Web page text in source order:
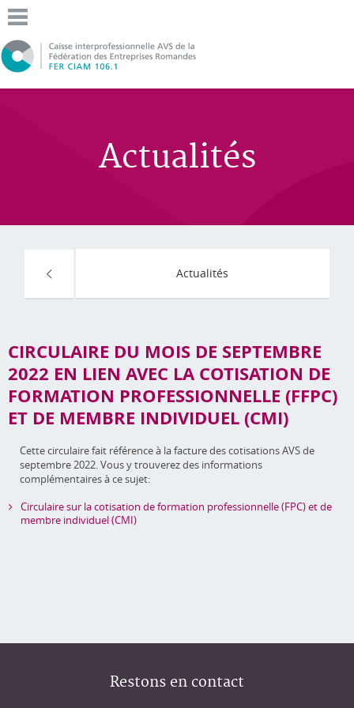
Actualités
Actualités
CIRCULAIRE DU MOIS DE SEPTEMBRE
2022 EN LIEN AVEC LA COTISATION DE
FORMATION PROFESSIONNELLE (FFPC)
ET DE MEMBRE INDIVIDUEL (CMI)
Cette circulaire fait référence à la facture des cotisations AVS de
septembre 2022. Vous y trouverez des informations
complémentaires à ce sujet:
Circulaire sur la cotisation de formation professionnelle (FPC) et de
membre individuel (CMI)
Restons en contact